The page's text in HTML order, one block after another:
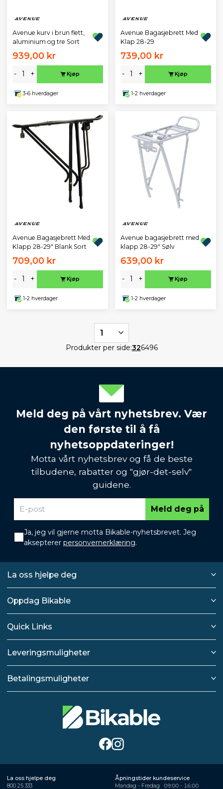
Avenue kurv i brun flett,
aluminium og tre Sort
939,00 kr
- + Kjøp
3-6 hverdager
Avenue Bagasjebrett Med
Klap 28-29
739,00 kr
- + Kjøp
1-2 hverdager
Avenue Bagasjebrett Med
Klapp 28-29" Blank Sort
709,00 kr
- + Kjøp
1-2 hverdager
Avenue bagasjebrett med
klapp 28-29" Sølv
639,00 kr
- + Kjøp
1-2 hverdager
1
Produkter per side:326496
Meld deg på vårt nyhetsbrev. Vær
den første til å få
nyhetsoppdateringer!
Motta vårt nyhetsbrev og få de beste
tilbudene, rabatter og "gjør-det-selv"
guidene.
Meld deg på
Ja, jeg vil gjerne motta Bikable-nyhetsbrevet. Jeg
aksepterer personvernerklæring.
La oss hjelpe deg
Oppdag Bikable
Quick Links
Leveringsmuligheter
Betalingsmuligheter
La oss hjelpe deg
800 25 333
Åpningstider kundeservice
Mandag - Fredag
09:00 - 16:00